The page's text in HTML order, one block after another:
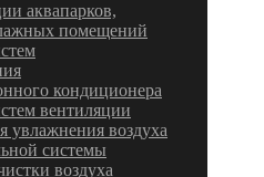
аквапарков,
помещений
кондиционера
вентиляции
увлажнения воздуха
системы
воздуха